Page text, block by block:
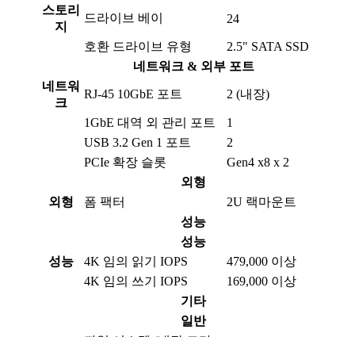
스토리
지
드라이브 베이 24
호환 드라이브 유형
2.5" SATA SSD
네트워크 & 외부 포트
네트워
크
RJ-45 10GbE 포트 2 (내장)
1GbE 대역 외 관리 포트
1
USB 3.2 Gen 1 포트
2
PCIe 확장 슬롯
Gen4 x8 x 2
외형
외형
폼 팩터
2U 랙마운트
성능
성능
성능
4K 임의 읽기 IOPS
479,000 이상
4K 임의 쓰기 IOPS
169,000 이상
기타
일반